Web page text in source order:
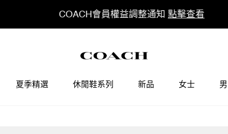
COACH會員權益調整通知點擊查看
夏季精選 休閒鞋系列 新品 女士